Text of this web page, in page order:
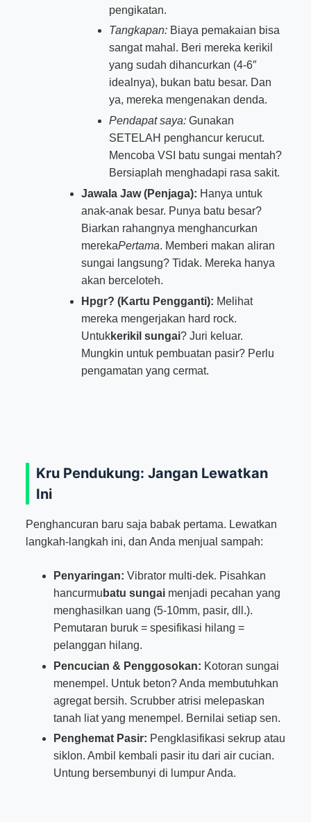
pengikatan.
Tangkapan:Biaya pemakaian bisa
sangat mahal. Beri mereka kerikil
yang sudah dihancurkan (4-6″
idealnya), bukan batu besar. Dan
ya, mereka mengenakan denda.
Pendapat saya:Gunakan
SETELAH penghancur kerucut.
Mencoba VSI batu sungai mentah?
Bersiaplah menghadapi rasa sakit.
Jawala Jaw (Penjaga): Hanya untuk
anak-anak besar. Punya batu besar?
Biarkan rahangnya menghancurkan
merekaPertama. Memberi makan aliran
sungai langsung? Tidak. Mereka hanya
akan berceloteh.
Hpgr? (Kartu Pengganti): Melihat
mereka mengerjakan hard rock.
Untukkerikil sungai? Juri keluar.
Mungkin untuk pembuatan pasir? Perlu
pengamatan yang cermat.
Kru Pendukung: Jangan Lewatkan
Ini
Penghancuran baru saja babak pertama. Lewatkan
langkah-langkah ini, dan Anda menjual sampah:
Penyaringan: Vibrator multi-dek. Pisahkan
hancurmu batu sungaimenjadi pecahan yang
menghasilkan uang (5-10mm, pasir, dll.).
Pemutaran buruk = spesifikasi hilang =
pelanggan hilang.
Pencucian & Penggosokan: Kotoran sungai
menempel. Untuk beton? Anda membutuhkan
agregat bersih. Scrubber atrisi melepaskan
tanah liat yang menempel. Bernilai setiap sen.
Penghemat Pasir: Pengklasifikasi sekrup atau
siklon. Ambil kembali pasir itu dari air cucian.
Untung bersembunyi di lumpur Anda.